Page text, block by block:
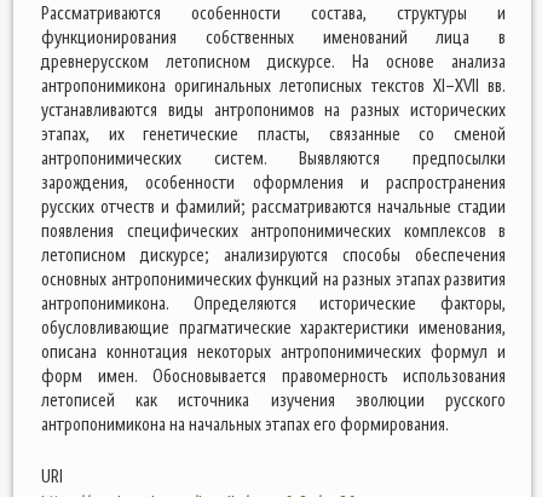
Рассматриваются особенности состава, структуры и
функционирования собственных именований лица в
древнерусском летописном дискурсе. На основе анализа
антропонимикона оригинальных летописных текстов ХI–ХVII вв.
устанавливаются виды антропонимов на разных исторических
этапах, их генетические пласты, связанные со сменой
антропонимических систем. Выявляются предпосылки
зарождения, особенности оформления и распространения
русских отчеств и фамилий; рассматриваются начальные стадии
появления специфических антропонимических комплексов в
летописном дискурсе; анализируются способы обеспечения
основных антропонимических функций на разных этапах развития
антропонимикона. Определяются исторические факторы,
обусловливающие прагматические характеристики именования,
описана коннотация некоторых антропонимических формул и
форм имен. Обосновывается правомерность использования
летописей как источника изучения эволюции русского
антропонимикона на начальных этапах его формирования.
URI